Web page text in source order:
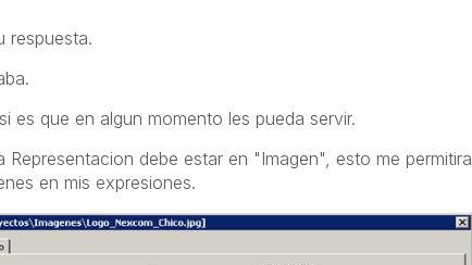
respuesta.
es que en algun momento les pueda servir.
Representacion debe estar en "Imagen", esto me permitira
en mis expresiones.